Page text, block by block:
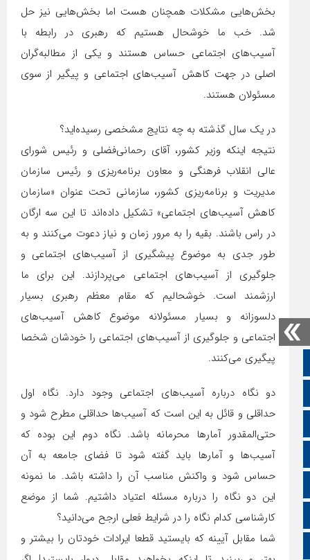
صفحه نخست
تالار گفتمان
اپلیکیشن سایت
اینستاگرام
بخش‌هایی مشکلات همچنان هست اما بخش‌هایی نیز حل
شد. خب ما خوشحال هستیم که رهبری در رابطه با
آسیب‌های اجتماعی حساس هستند و یکی از مطالبه‌گران
اصلی در جهت کاهش آسیب‌های اجتماعی و پیگیر از سوی
مسئولان هستند.
در یک سال گذشته به چه نتایج مشخصی رسیده‌اید؟
نتیجه اینکه وزیر کشور، آقای رحمانی‌فضلی و رئیس شورای
عالی انقلاب فرهنگی و معاون برنامه‌ریزی و رئیس سازمان
مدیریت و برنامه‌ریزی کشور، سازمانی تحت عنوان «سازمان
کاهش آسیب‌های اجتماعی» تشکیل داده‌اند تا این سه ارگان
در راس باشند. بقیه را به مرور زمان و نیاز دعوت می‌کنند و به
طور جدی به موضوع پیشگیری از آسیب‌های اجتماعی و
جلوگیری از آسیب‌های اجتماعی می‌پردازند. این برای ما
ارزشمند است. خوشحالیم که مقام معظم رهبری بسیار
دلسوزانه و بسیار مسئولانه موضوع کاهش آسیب‌های
اجتماعی و جلوگیری از آسیب‌های اجتماعی را خودشان شخصا
پیگیری می‌کنند.
دو نگاه درباره آسیب‌های اجتماعی وجود دارد. نگاه اول
حداقلی و قائل به این است که آسیب‌ها حداقلی مطرح شود و
حتی‌المقدور آمارها محرمانه باشد. نگاه دوم این بوده که
آسیب‌ها و آمارها باید گفته شود تا فضای جامعه به آن
حساس شود و واکنش مناسب آن را داشته باشد. ما نمونه
این دو نگاه را درباره مسئله اعتیاد داشتیم. شما از موضع
کارشناسی کدام نگاه را در شرایط فعلی ارجح می‌دانید؟
شما مقابل آیینه که بایستید قطعا ایرادات خودتان را بیشتر و